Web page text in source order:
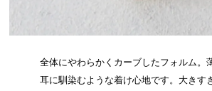
全体にやわらかくカーブしたフォルム。
耳に馴染むような着け心地です。大きす